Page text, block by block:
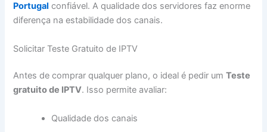
Portugal confiável. A qualidade dos servidores faz enorme
diferença na estabilidade dos canais.
Solicitar Teste Gratuito de IPTV
Antes de comprar qualquer plano, o ideal é pedir umTeste
gratuito de IPTV. Isso permite avaliar:
Qualidade dos canais